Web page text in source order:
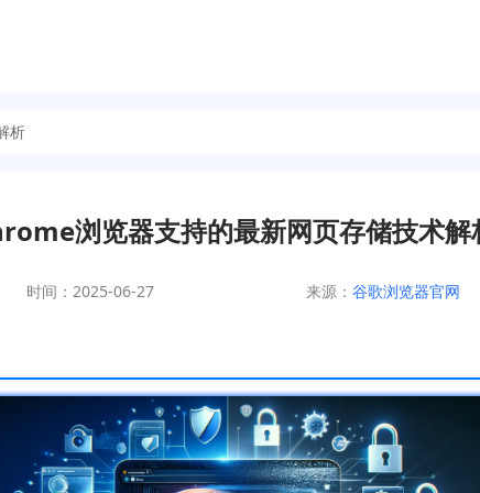
析
浏览器支持的最新网页存储技术解
时间：2025-06-27 来源： 谷歌浏览器官网